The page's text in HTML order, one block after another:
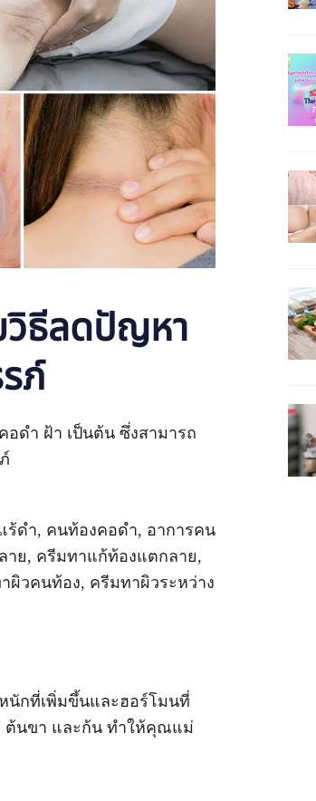
ธีลดปัญหา
ภ์
ดำ ฝ้า เป็นต้น ซึ่งสามารถ
นักที่เพิ่มขึ้นและฮอร์โมนที่
ต้นขา และก้น ทำให้คุณแม่